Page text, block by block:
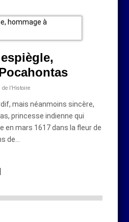
de l’Histoire
mais néanmoins sincère,
princesse indienne qui
en mars 1617 dans la fleur de
de…